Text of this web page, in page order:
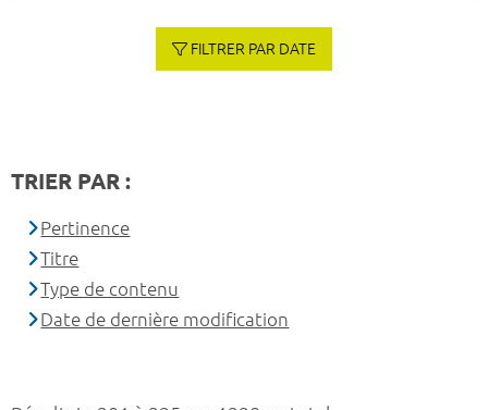
FILTRER PAR DATE
TRIER PAR :
Pertinence
Titre
Type de contenu
Date de dernière modification